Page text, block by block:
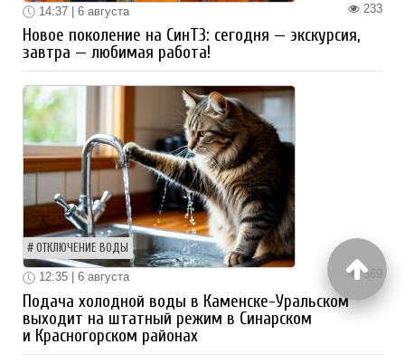
233
14:37 | 6 августа
Новое поколение на СинТЗ: сегодня — экскурсия,
завтра — любимая работа!
ОТКЛЮЧЕНИЕ ВОДЫ
569
12:35 | 6 августа
Подача холодной воды в Каменске-Уральском
выходит на штатный режим в Синарском
и Красногорском районах